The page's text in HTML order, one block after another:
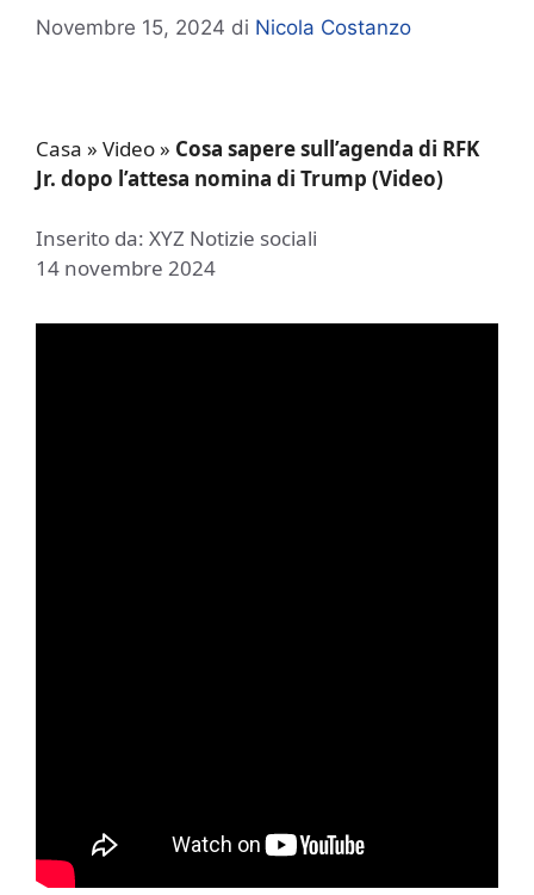
Novembre 15, 2024 di Nicola Costanzo
Casa » Video» Cosa sapere sull’agenda di RFK
Jr. dopo l’attesa nomina di Trump (Video)
Inserito da: XYZ Notizie sociali
14 novembre 2024